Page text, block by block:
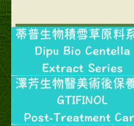
NT$320(RMB￥71.00)